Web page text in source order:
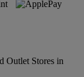
Outlet Stores in